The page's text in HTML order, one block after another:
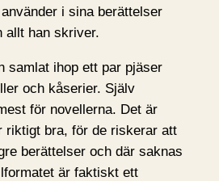
i sina berättelser
allt han skriver.
samlat ihop ett par pjäser
och kåserier. Själv
för novellerna. Det är
riktigt bra, för de riskerar att
berättelser och där saknas
är faktiskt ett